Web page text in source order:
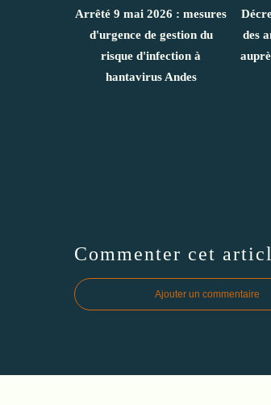
Arrêté 9 mai 2026 : mesures
d'urgence de gestion du
risque d'infection à
hantavirus Andes
des
Commenter cet
Ajouter un commentaire